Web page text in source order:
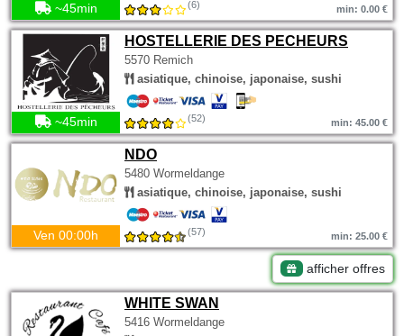
~45min (6) min: 0.00 €
HOSTELLERIE DES PECHEURS
5570 Remich
asiatique, chinoise, japonaise, sushi
~45min (52) min: 45.00 €
NDO
5480 Wormeldange
asiatique, chinoise, japonaise, sushi
Ven 00:00h (57) min: 25.00 €
afficher offres
WHITE SWAN
5416 Wormeldange